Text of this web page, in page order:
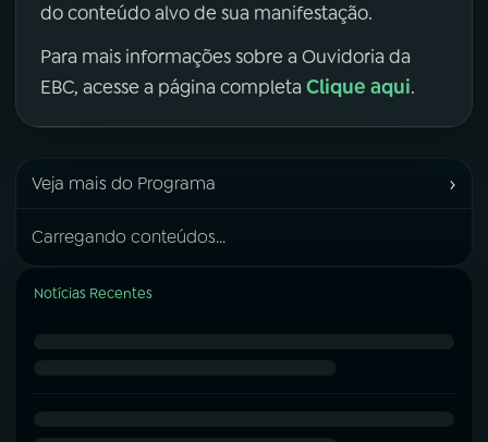
do conteúdo alvo de sua manifestação.
Para mais informações sobre a Ouvidoria da
EBC, acesse a página completa Clique aqui.
Veja mais do Programa ›
Carregando conteúdos...
Notícias Recentes